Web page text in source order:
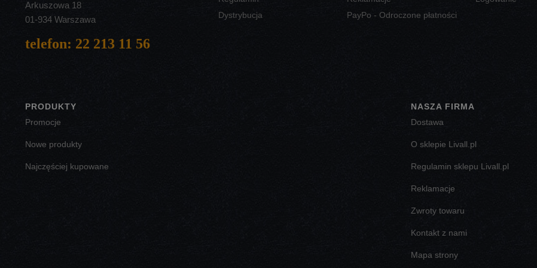
Arkuszowa 18
01-934 Warszawa
telefon: 22 213 11 56
Dystrybucja
PayPo - Odroczone płatności
PRODUKTY
Promocje
Nowe produkty
Najczęściej kupowane
NASZA FIRMA
Dostawa
O sklepie Livall.pl
Regulamin sklepu Livall.pl
Reklamacje
Zwroty towaru
Kontakt z nami
Mapa strony